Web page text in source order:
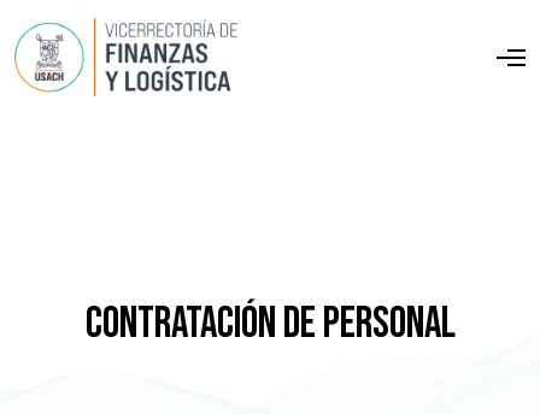
O
Contratación de Personal